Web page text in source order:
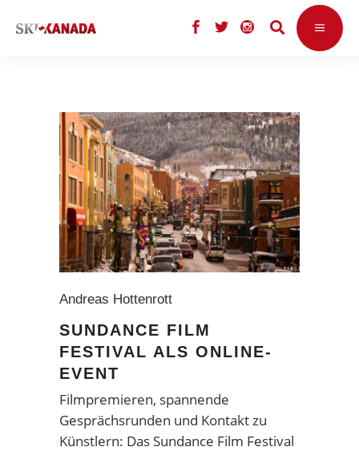
Andreas Hottenrott
SUNDANCE FILM
FESTIVAL ALS ONLINE-
EVENT
Filmpremieren, spannende
Gesprächsrunden und Kontakt zu
Künstlern: Das Sundance Film Festival